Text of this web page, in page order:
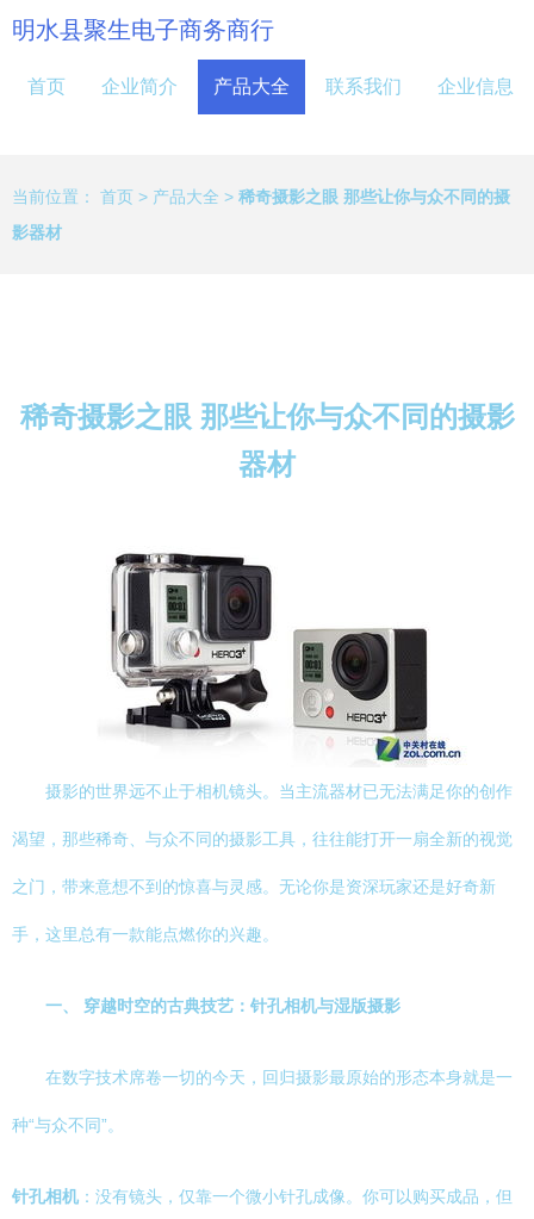
明水县聚生电子商务商行
首页 企业简介 产品大全 联系我们 企业信息
当前位置： 首页 > 产品大全 > 稀奇摄影之眼 那些让你与众不同的摄
影器材
稀奇摄影之眼 那些让你与众不同的摄影
器材
摄影的世界远不止于相机镜头。当主流器材已无法满足你的创作
渴望，那些稀奇、与众不同的摄影工具，往往能打开一扇全新的视觉
之门，带来意想不到的惊喜与灵感。无论你是资深玩家还是好奇新
手，这里总有一款能点燃你的兴趣。
一、 穿越时空的古典技艺：针孔相机与湿版摄影
在数字技术席卷一切的今天，回归摄影最原始的形态本身就是一
种“与众不同”。
针孔相机 ：没有镜头，仅靠一个微小针孔成像。你可以购买成品，但